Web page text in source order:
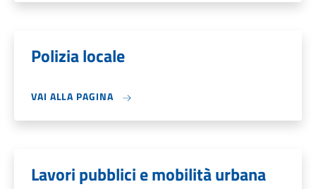
Polizia locale
VAI ALLA PAGINA
Lavori pubblici e mobilità urbana